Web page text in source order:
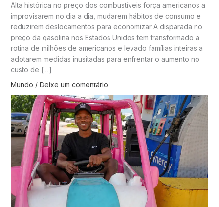
Alta histórica no preço dos combustíveis força americanos a
improvisarem no dia a dia, mudarem hábitos de consumo e
reduzirem deslocamentos para economizar A disparada no
preço da gasolina nos Estados Unidos tem transformado a
rotina de milhões de americanos e levado famílias inteiras a
adotarem medidas inusitadas para enfrentar o aumento no
custo de […]
Mundo / Deixe um comentário